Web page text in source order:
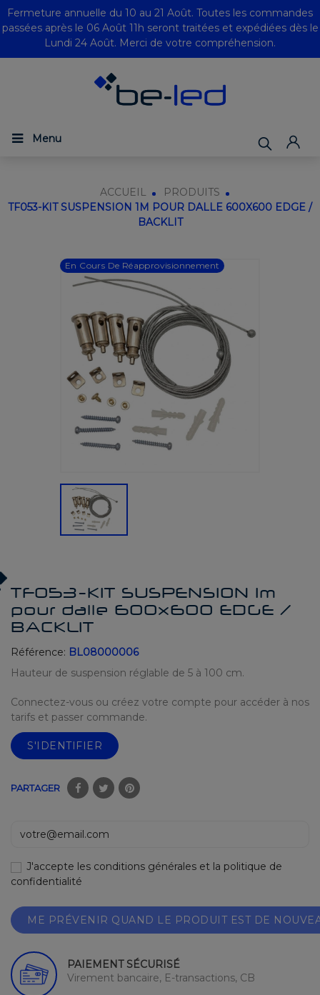
Fermeture annuelle du 10 au 21 Août. Toutes les commandes
passées après le 06 Août 11h seront traitées et expédiées dès le
Lundi 24 Août. Merci de votre compréhension.
Menu
ACCUEIL
PRODUITS
TF053-KIT SUSPENSION 1M POUR DALLE 600X600 EDGE /
BACKLIT
En Cours De Réapprovisionnement
TF053-KIT SUSPENSION 1m
pour dalle 600x600 EDGE /
BACKLIT
Référence: BL08000006
Hauteur de suspension réglable de 5 à 100 cm.
Connectez-vous ou créez votre compte pour accéder à nos
tarifs et passer commande.
S'IDENTIFIER
PARTAGER
J'accepte les conditions générales et la politique de
confidentialité
ME PRÉVENIR QUAND LE PRODUIT EST DE
PAIEMENT SÉCURISÉ
Virement bancaire, E-transactions, CB